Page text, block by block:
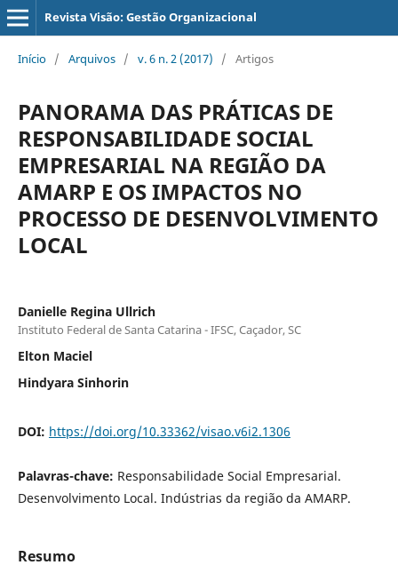
Revista Visão: Gestão Organizacional
Início / Arquivos / v. 6 n. 2 (2017) / Artigos
PANORAMA DAS PRÁTICAS DE
RESPONSABILIDADE SOCIAL
EMPRESARIAL NA REGIÃO DA
AMARP E OS IMPACTOS NO
PROCESSO DE DESENVOLVIMENTO
LOCAL
Danielle Regina Ullrich
Instituto Federal de Santa Catarina - IFSC, Caçador, SC
Elton Maciel
Hindyara Sinhorin
DOI: https://doi.org/10.33362/visao.v6i2.1306
Palavras-chave: Responsabilidade Social Empresarial.
Desenvolvimento Local. Indústrias da região da AMARP.
Resumo